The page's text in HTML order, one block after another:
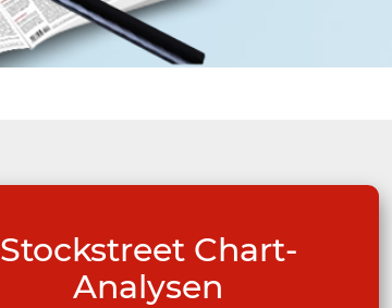
Stockstreet Chart-
Analysen